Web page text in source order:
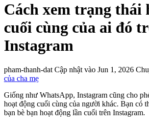
Cách xem trạng thái
cuối cùng của ai đó
Instagram
pham-thanh-dat Cập nhật vào Jun 1, 2026
của cha mẹ
Giống như WhatsApp, Instagram cũng cho
hoạt động cuối cùng của người khác. Bạn có
bạn bè bạn hoạt động lần cuối trên Instagram.